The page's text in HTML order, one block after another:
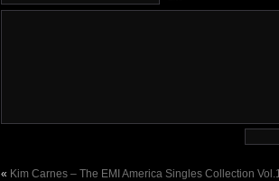
« Kim Carnes – The EMI America Singles Collection